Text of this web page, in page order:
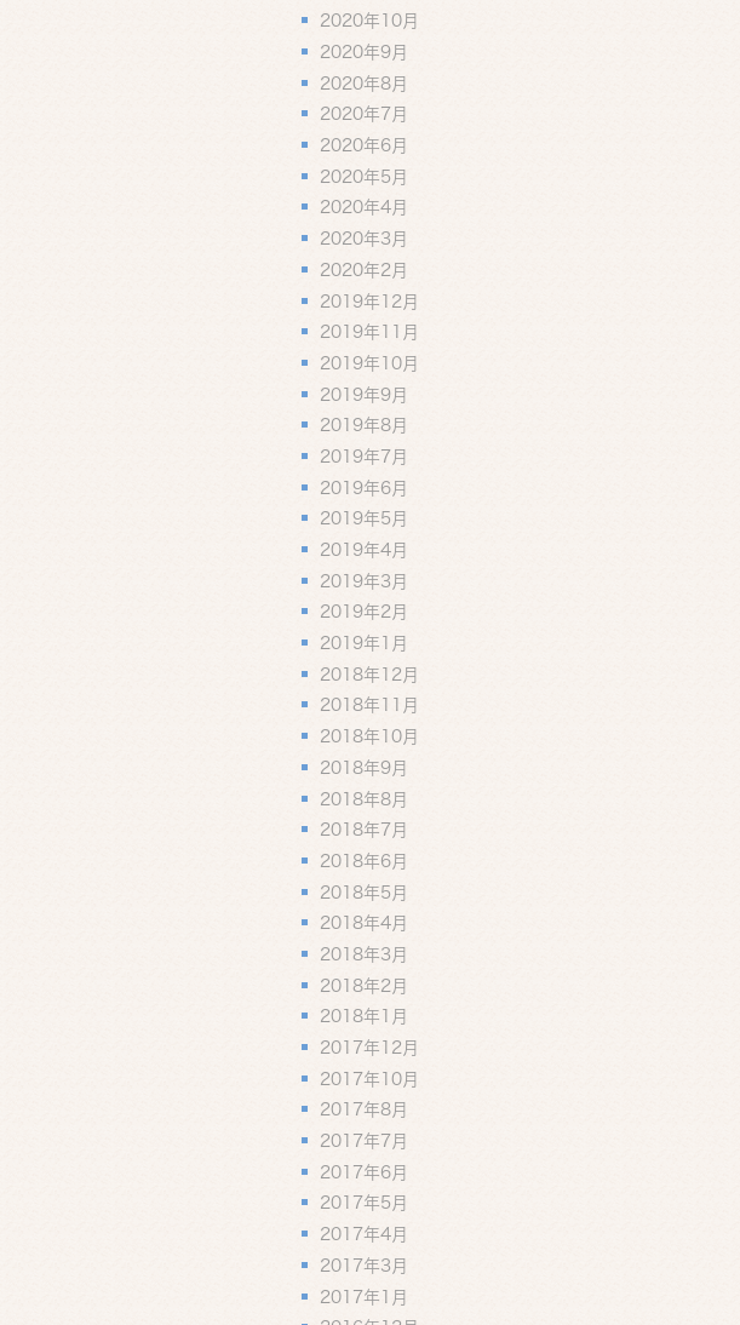
2020年10月
2020年9月
2020年8月
2020年7月
2020年6月
2020年5月
2020年4月
2020年3月
2020年2月
2019年12月
2019年11月
2019年10月
2019年9月
2019年8月
2019年7月
2019年6月
2019年5月
2019年4月
2019年3月
2019年2月
2019年1月
2018年12月
2018年11月
2018年10月
2018年9月
2018年8月
2018年7月
2018年6月
2018年5月
2018年4月
2018年3月
2018年2月
2018年1月
2017年12月
2017年10月
2017年8月
2017年7月
2017年6月
2017年5月
2017年4月
2017年3月
2017年1月